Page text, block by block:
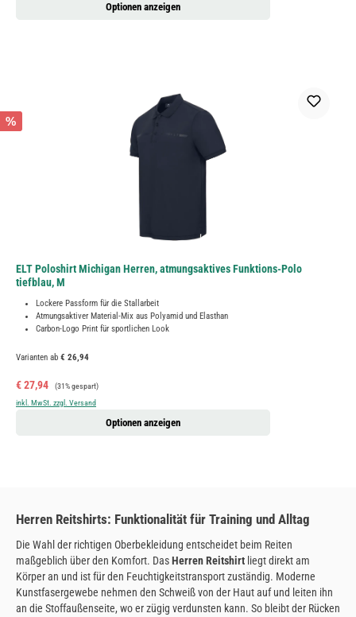
Optionen anzeigen
%
ELT Poloshirt Michigan Herren, atmungsaktives Funktions-Polo
tiefblau, M
Lockere Passform für die Stallarbeit
Atmungsaktiver Material-Mix aus Polyamid und Elasthan
Carbon-Logo Print für sportlichen Look
Varianten ab € 26,94
Verkaufspreis:
€ 27,94 Regulärer Preis:
(31% gespart)
inkl. MwSt. zzgl. Versand
Optionen anzeigen
Herren Reitshirts: Funktionalität für Training und Alltag
Die Wahl der richtigen Oberbekleidung entscheidet beim Reiten
maßgeblich über den Komfort. DasHerren Reitshirt liegt direkt am
Körper an und ist für den Feuchtigkeitstransport zuständig. Moderne
Kunstfasergewebe nehmen den Schweiß von der Haut auf und leiten ihn
an die Stoffaußenseite, wo er zügig verdunsten kann. So bleibt der Rücken